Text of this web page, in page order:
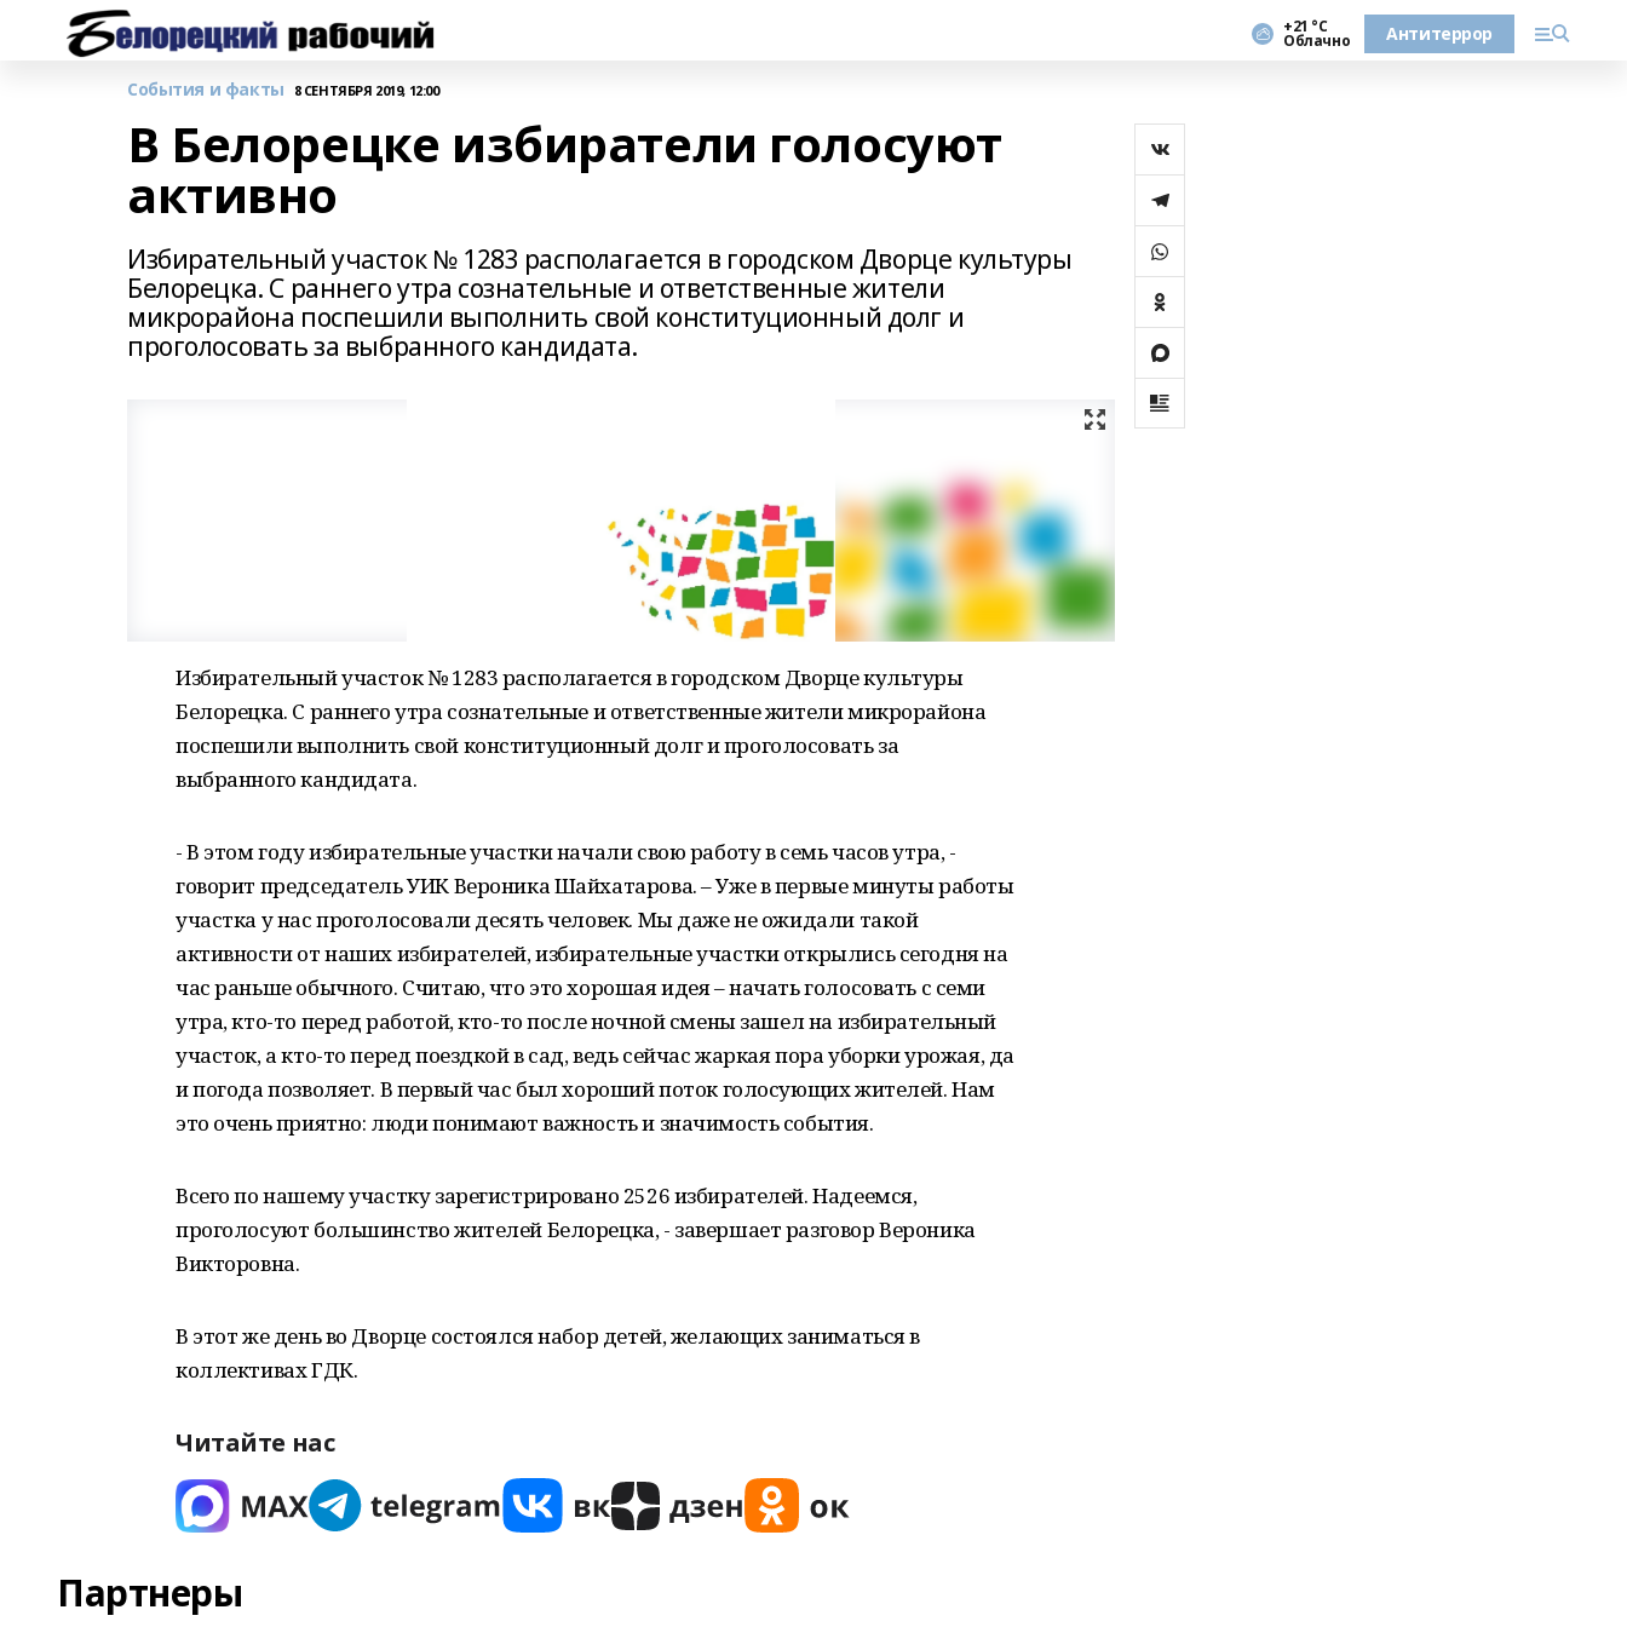
+21 °С
Облачно Антитеррор
События и факты 8 СЕНТЯБРЯ 2019, 12:00
В Белорецке избиратели голосуют
активно
Избирательный участок № 1283 располагается в городском Дворце культуры
Белорецка. С раннего утра сознательные и ответственные жители
микрорайона поспешили выполнить свой конституционный долг и
проголосовать за выбранного кандидата.
Избирательный участок № 1283 располагается в городском Дворце культуры
Белорецка. С раннего утра сознательные и ответственные жители микрорайона
поспешили выполнить свой конституционный долг и проголосовать за
выбранного кандидата.
- В этом году избирательные участки начали свою работу в семь часов утра, -
говорит председатель УИК Вероника Шайхатарова. – Уже в первые минуты работы
участка у нас проголосовали десять человек. Мы даже не ожидали такой
активности от наших избирателей, избирательные участки открылись сегодня на
час раньше обычного. Считаю, что это хорошая идея – начать голосовать с семи
утра, кто-то перед работой, кто-то после ночной смены зашел на избирательный
участок, а кто-то перед поездкой в сад, ведь сейчас жаркая пора уборки урожая, да
и погода позволяет. В первый час был хороший поток голосующих жителей. Нам
это очень приятно: люди понимают важность и значимость события.
Всего по нашему участку зарегистрировано 2526 избирателей. Надеемся,
проголосуют большинство жителей Белорецка, - завершает разговор Вероника
Викторовна.
В этот же день во Дворце состоялся набор детей, желающих заниматься в
коллективах ГДК.
Читайте нас
Партнеры